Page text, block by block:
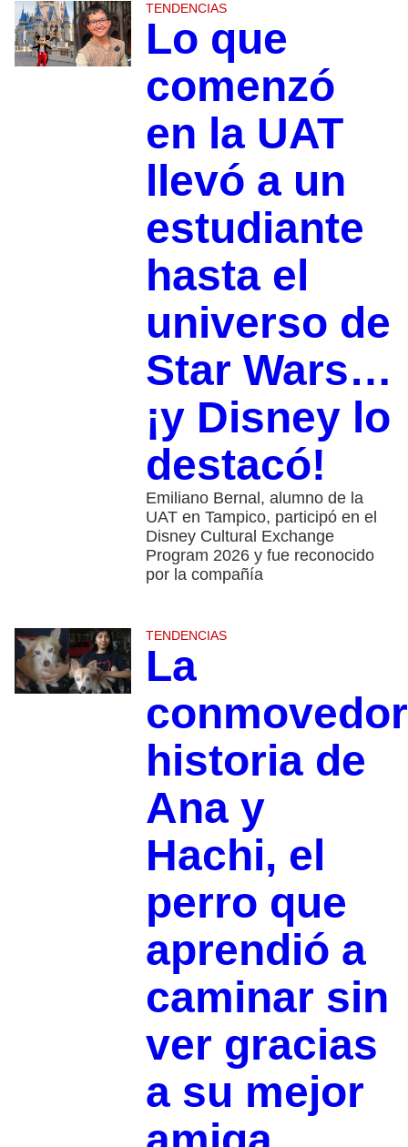
TENDENCIAS
Lo que
comenzó
en la UAT
llevó a un
estudiante
hasta el
universo de
Star Wars…
¡y Disney lo
destacó!
Emiliano Bernal, alumno de la
UAT en Tampico, participó en el
Disney Cultural Exchange
Program 2026 y fue reconocido
por la compañía
TENDENCIAS
La
historia de
Ana y
Hachi, el
perro que
aprendió a
caminar sin
ver gracias
a su mejor